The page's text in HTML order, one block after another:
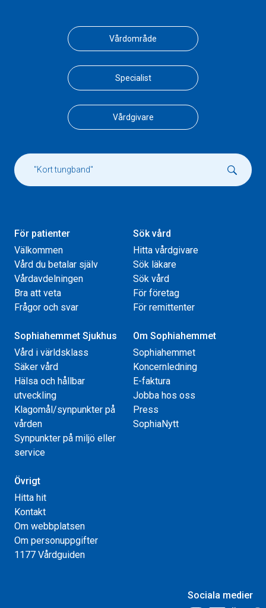
Vårdområde
Specialist
Vårdgivare
För patienter
Välkommen
Vård du betalar själv
Vårdavdelningen
Bra att veta
Frågor och svar
Sök vård
Hitta vårdgivare
Sök läkare
Sök vård
För företag
För remittenter
Sophiahemmet Sjukhus
Vård i världsklass
Säker vård
Hälsa och hållbar
utveckling
Klagomål/synpunkter på
vården
Synpunkter på miljö eller
service
Om Sophiahemmet
Sophiahemmet
Koncernledning
E-faktura
Jobba hos oss
Press
SophiaNytt
Övrigt
Hitta hit
Kontakt
Om webbplatsen
Om personuppgifter
1177 Vårdguiden
Sociala medier